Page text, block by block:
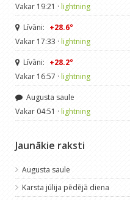
Vakar 19:21 · lightning
Līvāni: +28.6°
Vakar 17:33 · lightning
Līvāni: +28.2°
Vakar 16:57 · lightning
Augusta saule
Vakar 04:51 · lightning
Jaunākie raksti
Augusta saule
Karsta jūlija pēdējā diena